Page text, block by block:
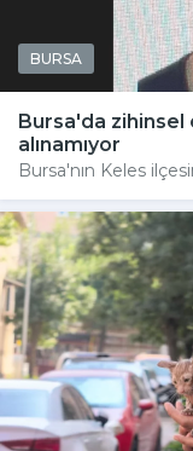
BURSA
Bursa'da
alınamıyor
Bursa'nın Keles